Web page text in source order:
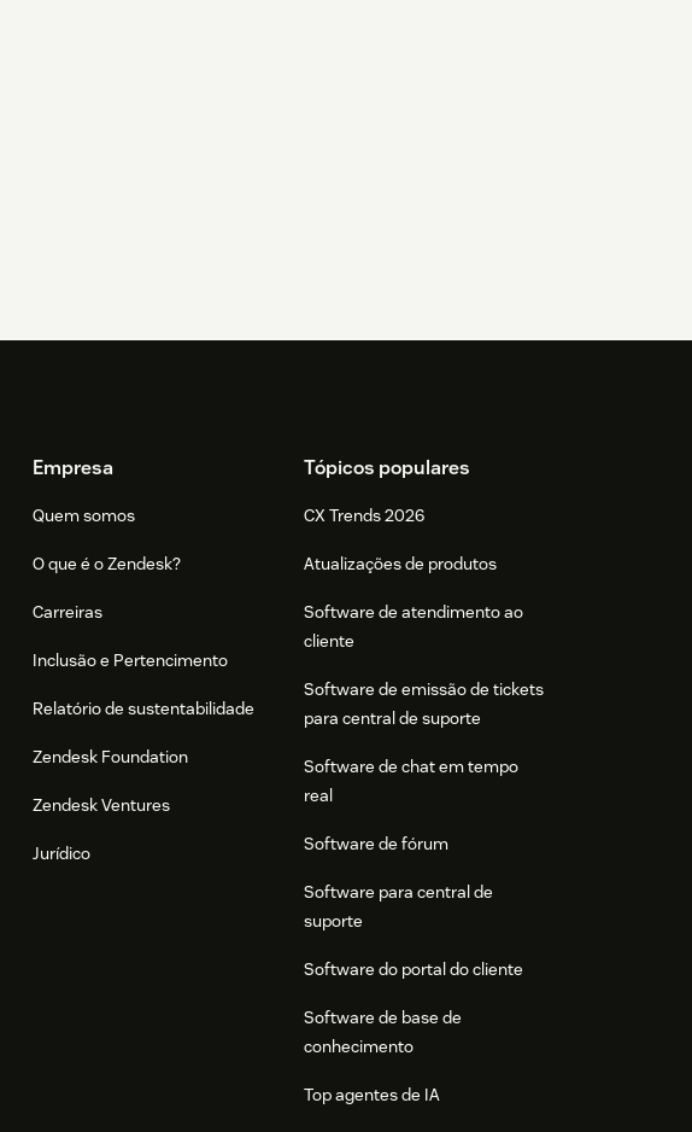
Empresa
Quem somos
O que é o Zendesk?
Carreiras
Inclusão e Pertencimento
Relatório de sustentabilidade
Zendesk Foundation
Zendesk Ventures
Jurídico
Tópicos populares
CX Trends 2026
Atualizações de produtos
Software de atendimento ao
cliente
Software de emissão de tickets
para central de suporte
Software de chat em tempo
real
Software de fórum
Software para central de
suporte
Software do portal do cliente
Software de base de
conhecimento
Top agentes de IA